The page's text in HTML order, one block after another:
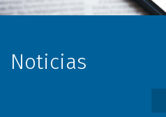
Noticias